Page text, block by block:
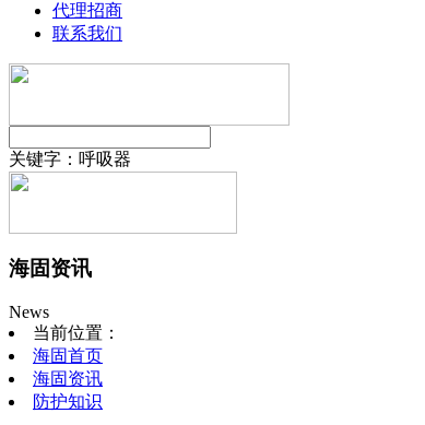
代理招商
联系我们
关键字： 呼吸器
海固资讯
News
当前位置：
海固首页
海固资讯
防护知识